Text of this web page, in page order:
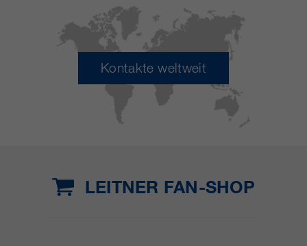
Kontakte weltweit
LEITNER FAN-SHOP